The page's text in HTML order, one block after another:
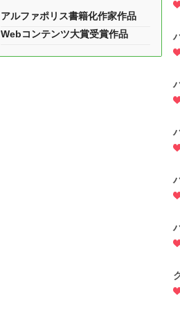
アルファポリス書籍化作家作品
Webコンテンツ大賞受賞作品